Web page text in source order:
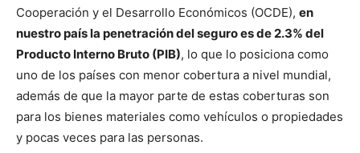
Cooperación y el Desarrollo Económicos (OCDE), en
nuestro país la penetración del seguro es de 2.3% del
Producto Interno Bruto (PIB), lo que lo posiciona como
uno de los países con menor cobertura a nivel mundial,
además de que la mayor parte de estas coberturas son
para los bienes materiales como vehículos o propiedades
y pocas veces para las personas.